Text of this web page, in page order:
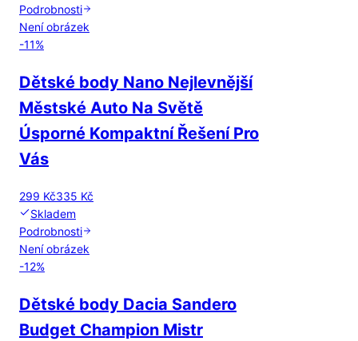
Podrobnosti
Není obrázek
-11%
Dětské body Nano Nejlevnější
Městské Auto Na Světě
Úsporné Kompaktní Řešení Pro
Vás
299 Kč335 Kč
Skladem
Podrobnosti
Není obrázek
-12%
Dětské body Dacia Sandero
Budget Champion Mistr